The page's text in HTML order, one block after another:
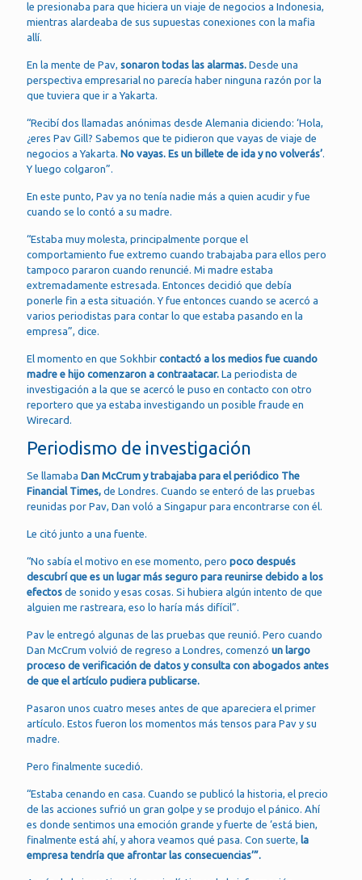
le presionaba para que hiciera un viaje de negocios a Indonesia,
mientras alardeaba de sus supuestas conexiones con la mafia
allí.
En la mente de Pav, sonaron todas las alarmas. Desde una
perspectiva empresarial no parecía haber ninguna razón por la
que tuviera que ir a Yakarta.
“Recibí dos llamadas anónimas desde Alemania diciendo: ‘Hola,
¿eres Pav Gill? Sabemos que te pidieron que vayas de viaje de
negocios a Yakarta. No vayas. Es un billete de ida y no volverás’.
Y luego colgaron”.
En este punto, Pav ya no tenía nadie más a quien acudir y fue
cuando se lo contó a su madre.
“Estaba muy molesta, principalmente porque el
comportamiento fue extremo cuando trabajaba para ellos pero
tampoco pararon cuando renuncié. Mi madre estaba
extremadamente estresada. Entonces decidió que debía
ponerle fin a esta situación. Y fue entonces cuando se acercó a
varios periodistas para contar lo que estaba pasando en la
empresa”, dice.
El momento en que Sokhbir contactó a los medios fue cuando
madre e hijo comenzaron a contraatacar. La periodista de
investigación a la que se acercó le puso en contacto con otro
reportero que ya estaba investigando un posible fraude en
Wirecard.
Periodismo de investigación
Se llamaba Dan McCrum y trabajaba para el periódico The
Financial Times, de Londres. Cuando se enteró de las pruebas
reunidas por Pav, Dan voló a Singapur para encontrarse con él.
Le citó junto a una fuente.
“No sabía el motivo en ese momento, pero poco después
descubrí que es un lugar más seguro para reunirse debido a los
efectos de sonido y esas cosas. Si hubiera algún intento de que
alguien me rastreara, eso lo haría más difícil”.
Pav le entregó algunas de las pruebas que reunió. Pero cuando
Dan McCrum volvió de regreso a Londres, comenzó un largo
proceso de verificación de datos y consulta con abogados antes
de que el artículo pudiera publicarse.
Pasaron unos cuatro meses antes de que apareciera el primer
artículo. Estos fueron los momentos más tensos para Pav y su
madre.
Pero finalmente sucedió.
“Estaba cenando en casa. Cuando se publicó la historia, el precio
de las acciones sufrió un gran golpe y se produjo el pánico. Ahí
es donde sentimos una emoción grande y fuerte de ‘está bien,
finalmente está ahí, y ahora veamos qué pasa. Con suerte, la
empresa tendría que afrontar las consecuencias’”.